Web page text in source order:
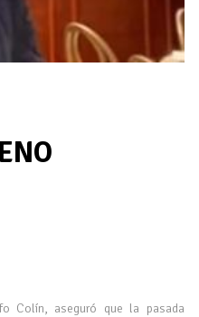
Colín, aseguró que la pasada